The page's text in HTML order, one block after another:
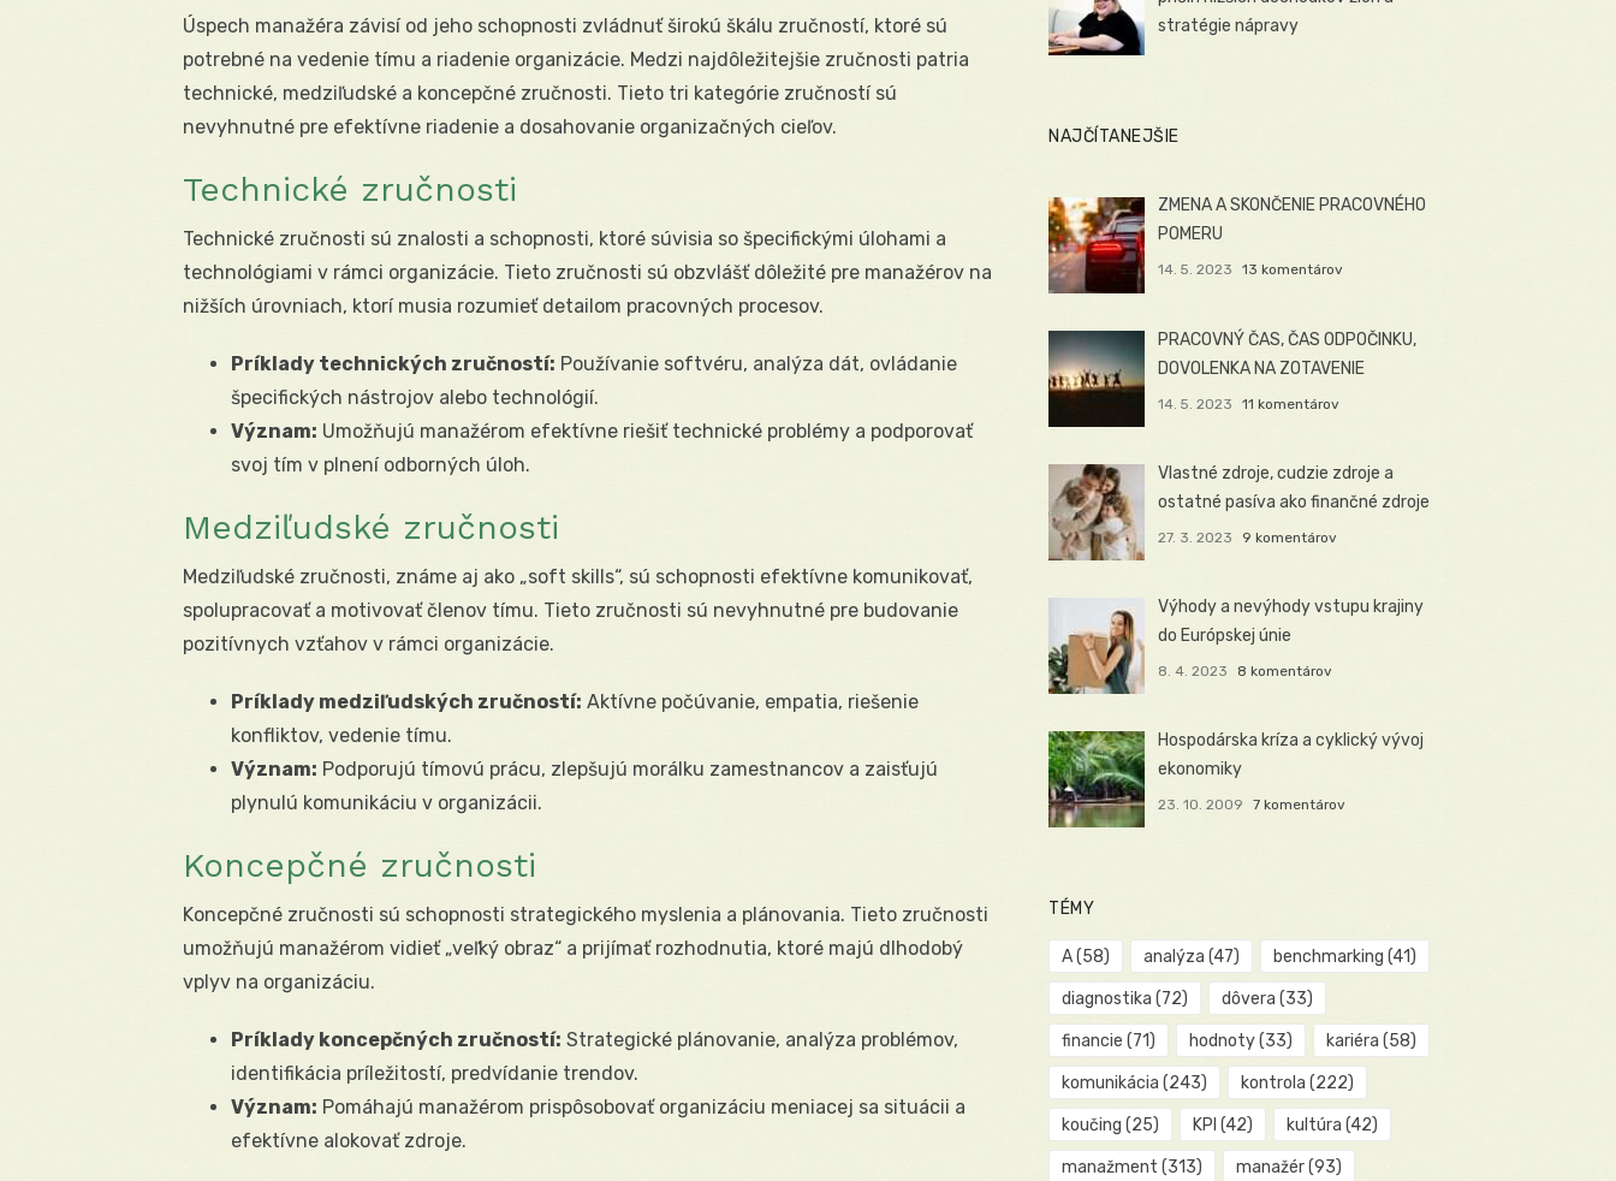
Úspech manažéra závisí od jeho schopnosti zvládnuť širokú škálu zručností, ktoré sú
potrebné na vedenie tímu a riadenie organizácie. Medzi najdôležitejšie zručnosti patria
technické, medziľudské a koncepčné zručnosti. Tieto tri kategórie zručností sú
nevyhnutné pre efektívne riadenie a dosahovanie organizačných cieľov.
Technické zručnosti
Technické zručnosti sú znalosti a schopnosti, ktoré súvisia so špecifickými úlohami a
technológiami v rámci organizácie. Tieto zručnosti sú obzvlášť dôležité pre manažérov na
nižších úrovniach, ktorí musia rozumieť detailom pracovných procesov.
Príklady technických zručností: Používanie softvéru, analýza dát, ovládanie
špecifických nástrojov alebo technológií.
Význam: Umožňujú manažérom efektívne riešiť technické problémy a podporovať
svoj tím v plnení odborných úloh.
Medziľudské zručnosti
Medziľudské zručnosti, známe aj ako „soft skills“, sú schopnosti efektívne komunikovať,
spolupracovať a motivovať členov tímu. Tieto zručnosti sú nevyhnutné pre budovanie
pozitívnych vzťahov v rámci organizácie.
Príklady medziľudských zručností: Aktívne počúvanie, empatia, riešenie
konfliktov, vedenie tímu.
Význam: Podporujú tímovú prácu, zlepšujú morálku zamestnancov a zaisťujú
plynulú komunikáciu v organizácii.
Koncepčné zručnosti
Koncepčné zručnosti sú schopnosti strategického myslenia a plánovania. Tieto zručnosti
umožňujú manažérom vidieť „veľký obraz“ a prijímať rozhodnutia, ktoré majú dlhodobý
vplyv na organizáciu.
Príklady koncepčných zručností: Strategické plánovanie, analýza problémov,
identifikácia príležitostí, predvídanie trendov.
Význam: Pomáhajú manažérom prispôsobovať organizáciu meniacej sa situácii a
efektívne alokovať zdroje.
stratégie nápravy
NAJČÍTANEJŠIE
ZMENA A SKONČENIE PRACOVNÉHO
POMERU
14. 5. 2023 13 komentárov
PRACOVNÝ ČAS, ČAS ODPOČINKU,
DOVOLENKA NA ZOTAVENIE
14. 5. 2023 11 komentárov
Vlastné zdroje, cudzie zdroje a
ostatné pasíva ako finančné zdroje
27. 3. 2023 9 komentárov
Výhody a nevýhody vstupu krajiny
do Európskej únie
8. 4. 2023 8 komentárov
Hospodárska kríza a cyklický vývoj
ekonomiky
23. 10. 2009 7 komentárov
TÉMY
A(58) analýza (47) benchmarking (41)
diagnostika (72) dôvera (33)
financie (71) hodnoty(33) kariéra (58)
komunikácia (243) kontrola (222)
koučing (25) KPI (42) kultúra (42)
manažment (313) manažér(93)